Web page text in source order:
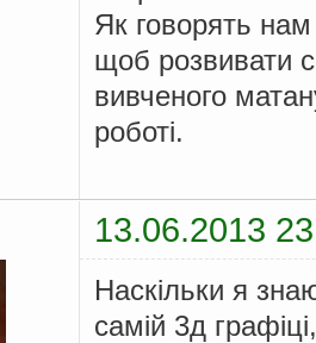
Як говорять
щоб розвивати
вивченого
роботі.
13.06.2013
Наскільки я
самій 3д